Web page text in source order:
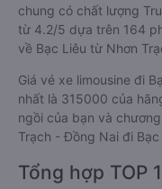
chung có chất lượng
từ 4.2/5 dựa trên 164
về Bạc Liêu từ Nhơn
Giá vé xe limousine đi
nhất là 315000 của
ngồi của bạn và
Trạch - Đồng Nai đi
Tổng hợp TOP